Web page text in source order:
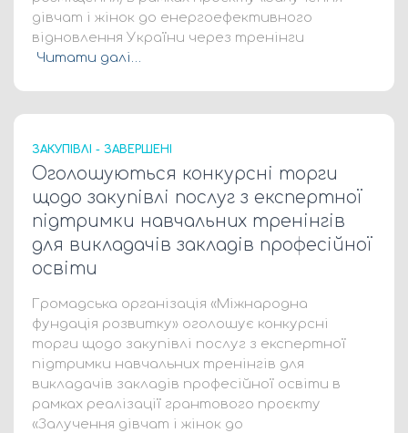
дівчат і жінок до енергоефективного
відновлення України через тренінги
Читати далі…
ЗАКУПІВЛІ - ЗАВЕРШЕНІ
Оголошуються конкурсні торги
щодо закупівлі послуг з експертної
підтримки навчальних тренінгів
для викладачів закладів професійної
освіти
Громадська організація «Міжнародна
фундація розвитку» оголошує конкурсні
торги щодо закупівлі послуг з експертної
підтримки навчальних тренінгів для
викладачів закладів професійної освіти в
рамках реалізації грантового проєкту
«Залучення дівчат і жінок до